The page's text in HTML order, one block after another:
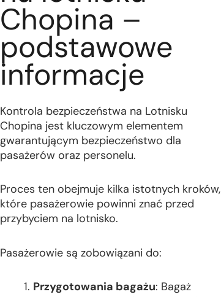
Chopina –
podstawowe
informacje
Kontrola bezpieczeństwa na Lotnisku
Chopina jest kluczowym elementem
gwarantującym bezpieczeństwo dla
pasażerów oraz personelu.
Proces ten obejmuje kilka istotnych kroków,
które pasażerowie powinni znać przed
przybyciem na lotnisko.
Pasażerowie są zobowiązani do:
Przygotowania bagażu: Bagaż